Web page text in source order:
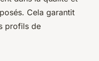
Cela garantit
profils de